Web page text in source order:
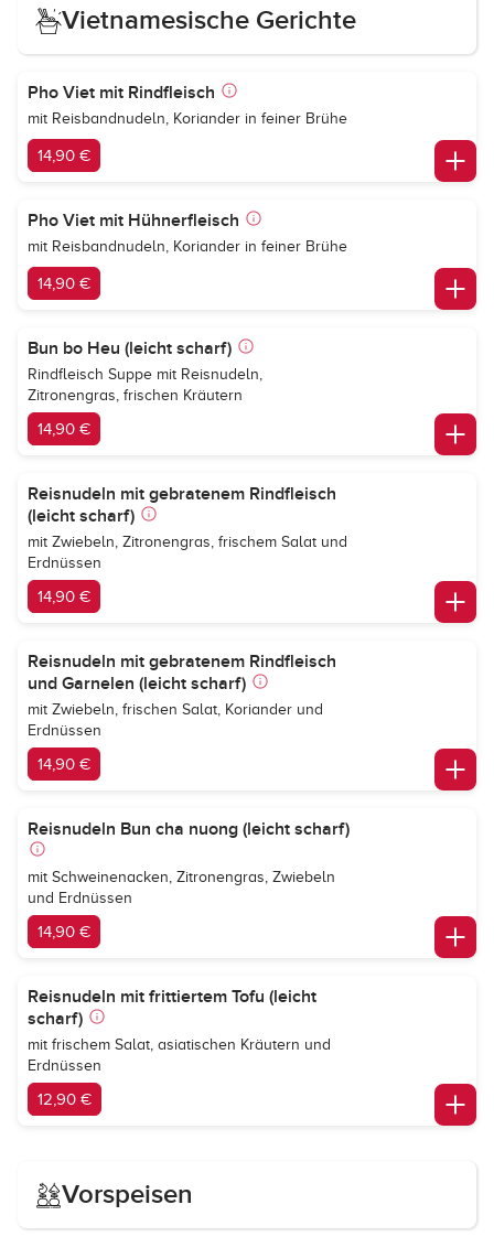
Vietnamesische Gerichte
Pho Viet mit Rindfleisch
mit Reisbandnudeln, Koriander in feiner Brühe
14,90 €
Pho Viet mit Hühnerfleisch
mit Reisbandnudeln, Koriander in feiner Brühe
14,90 €
Bun bo Heu (leicht scharf)
Rindfleisch Suppe mit Reisnudeln,
Zitronengras, frischen Kräutern
14,90 €
Reisnudeln mit gebratenem Rindfleisch
(leicht scharf)
mit Zwiebeln, Zitronengras, frischem Salat und
Erdnüssen
14,90 €
Reisnudeln mit gebratenem Rindfleisch
und Garnelen (leicht scharf)
mit Zwiebeln, frischen Salat, Koriander und
Erdnüssen
14,90 €
Reisnudeln Bun cha nuong (leicht scharf)
mit Schweinenacken, Zitronengras, Zwiebeln
und Erdnüssen
14,90 €
Reisnudeln mit frittiertem Tofu (leicht
scharf)
mit frischem Salat, asiatischen Kräutern und
Erdnüssen
12,90 €
Vorspeisen